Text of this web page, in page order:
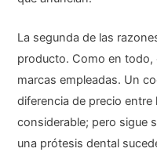
La segunda de las
producto. Como en todo,
marcas empleadas. Un
diferencia de precio
considerable; pero sigue
una prótesis dental